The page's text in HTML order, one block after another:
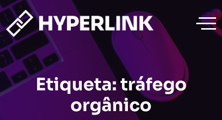
Etiqueta:tráfego
orgânico